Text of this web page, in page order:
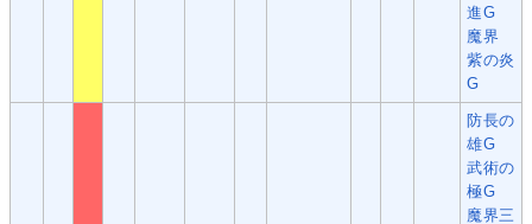
進G
魔界
紫の炎
G
防長の
雄G
武術の
極G
魔界三